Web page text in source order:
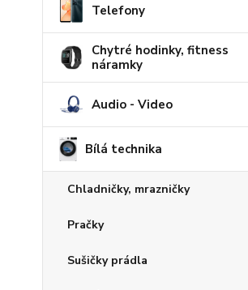
Telefony
Chytré hodinky, fitness
náramky
Audio - Video
Bílá technika
Chladničky, mrazničky
Pračky
Sušičky prádla